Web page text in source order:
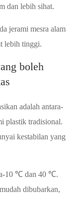
dan lebih sihat.
jerami mesra alam
lebih tinggi.
boleh
adalah antara-
plastik tradisional.
kestabilan yang
10 ℃ dan 40 ℃.
dibubarkan,